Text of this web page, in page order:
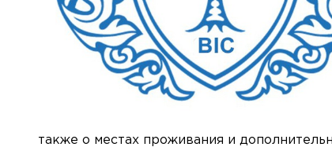
также о местах проживания и